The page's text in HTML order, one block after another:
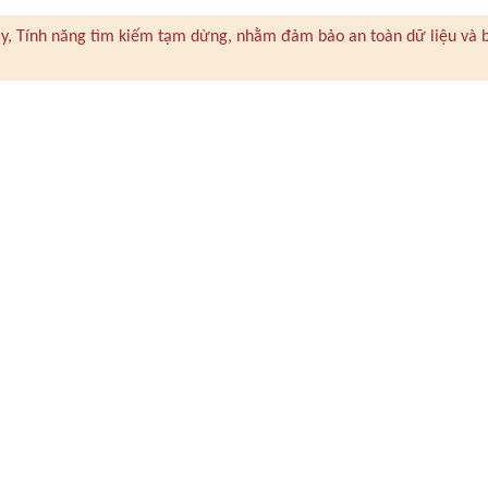
Tính năng tìm kiếm tạm dừng, nhằm đảm bảo an toàn dữ liệu và